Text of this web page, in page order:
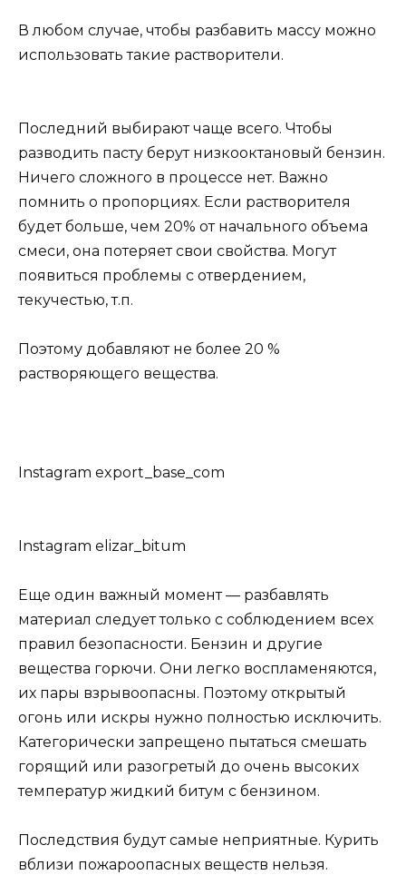
В любом случае, чтобы разбавить массу можно
использовать такие растворители.
Последний выбирают чаще всего. Чтобы
разводить пасту берут низкооктановый бензин.
Ничего сложного в процессе нет. Важно
помнить о пропорциях. Если растворителя
будет больше, чем 20% от начального объема
смеси, она потеряет свои свойства. Могут
появиться проблемы с отвердением,
текучестью, т.п.
Поэтому добавляют не более 20 %
растворяющего вещества.
Instagram export_base_com
Instagram elizar_bitum
Еще один важный момент — разбавлять
материал следует только с соблюдением всех
правил безопасности. Бензин и другие
вещества горючи. Они легко воспламеняются,
их пары взрывоопасны. Поэтому открытый
огонь или искры нужно полностью исключить.
Категорически запрещено пытаться смешать
горящий или разогретый до очень высоких
температур жидкий битум с бензином.
Последствия будут самые неприятные. Курить
вблизи пожароопасных веществ нельзя.